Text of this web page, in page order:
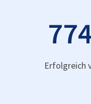
Erfolgreich